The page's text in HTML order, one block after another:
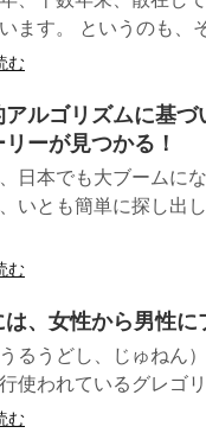
ます。 というのも、
む
アルゴリズムに基
リーが見つかる！
日本でも大ブームに
いとも簡単に探し出
む
は、女性から男性に
るうどし、じゅねん
使われているグレゴ
む